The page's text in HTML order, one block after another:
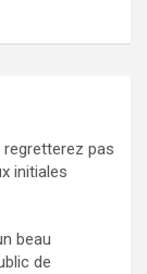
regretterez pas
initiales
beau
de